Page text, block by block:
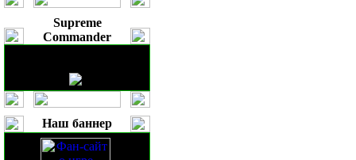
Supreme
Commander
Наш баннер